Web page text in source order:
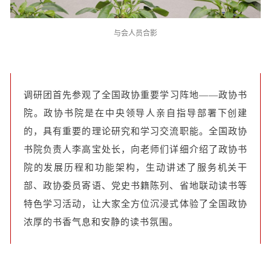
与会人员合影
调研团首先参观了全国政协重要学习阵地——政协书
院。政协书院是在中央领导人亲自指导部署下创建
的，具有重要的理论研究和学习交流职能。全国政协
书院负责人李高宝处长，向老师们详细介绍了政协书
院的发展历程和功能架构，生动讲述了服务机关干
部、政协委员寄语、党史书籍陈列、省地联动读书等
特色学习活动，让大家全方位沉浸式体验了全国政协
浓厚的书香气息和安静的读书氛围。